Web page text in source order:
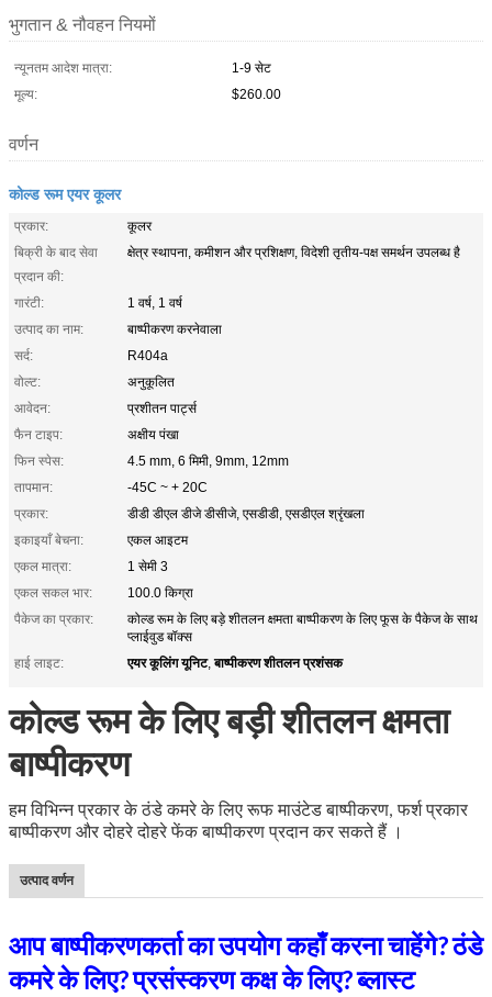
भुगतान & नौवहन नियमों
न्यूनतम आदेश मात्रा:
1-9 सेट
मूल्य:
$260.00
वर्णन
कोल्ड रूम एयर कूलर
प्रकार:
कूलर
बिक्री के बाद सेवा
प्रदान की:
क्षेत्र स्थापना, कमीशन और प्रशिक्षण, विदेशी तृतीय-पक्ष समर्थन उपलब्ध है
गारंटी:
1 वर्ष, 1 वर्ष
उत्पाद का नाम:
बाष्पीकरण करनेवाला
सर्द:
R404a
वोल्ट:
अनुकूलित
आवेदन:
प्रशीतन पार्ट्स
फैन टाइप:
अक्षीय पंखा
फिन स्पेस:
4.5 mm, 6 मिमी, 9mm, 12mm
तापमान:
-45C ~ + 20C
प्रकार:
डीडी डीएल डीजे डीसीजे, एसडीडी, एसडीएल श्रृंखला
इकाइयाँ बेचना:
एकल आइटम
एकल मात्रा:
1 सेमी 3
एकल सकल भार:
100.0 किग्रा
पैकेज का प्रकार:
कोल्ड रूम के लिए बड़े शीतलन क्षमता बाष्पीकरण के लिए फूस के पैकेज के साथ
प्लाईवुड बॉक्स
हाई लाइट:
एयर कूलिंग यूनिट,बाष्पीकरण शीतलन प्रशंसक
कोल्ड रूम के लिए बड़ी शीतलन क्षमता
बाष्पीकरण
हम विभिन्न प्रकार के ठंडे कमरे के लिए रूफ माउंटेड बाष्पीकरण, फर्श प्रकार
बाष्पीकरण और दोहरे दोहरे फेंक बाष्पीकरण प्रदान कर सकते हैं ।
उत्पाद वर्णन
आप बाष्पीकरणकर्ता का उपयोग कहाँ करना चाहेंगे?ठंडे
कमरे के लिए?प्रसंस्करण कक्ष के लिए?ब्लास्ट